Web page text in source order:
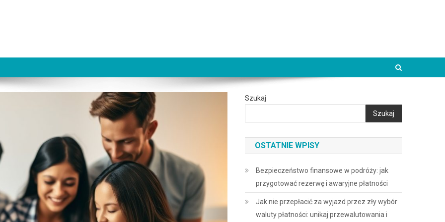
Szukaj
Szukaj
OSTATNIE WPISY
Bezpieczeństwo finansowe w podróży: jak
przygotować rezerwę i awaryjne płatności
Jak nie przepłacić za wyjazd przez zły wybór
waluty płatności: unikaj przewalutowania i